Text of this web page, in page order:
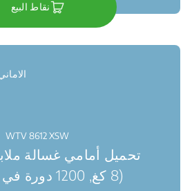
نقاط البيع
WTV 8612 XSW
تحميل أمامي غسالة
(8 كغ, 1200 دورة في الدقيقة)